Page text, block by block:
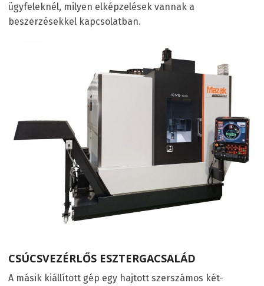
ügyfeleknél, milyen elképzelések vannak a
beszerzésekkel kapcsolatban.
CSÚCSVEZÉRLŐS ESZTERGACSALÁD
A másik kiállított gép egy hajtott szerszámos két-